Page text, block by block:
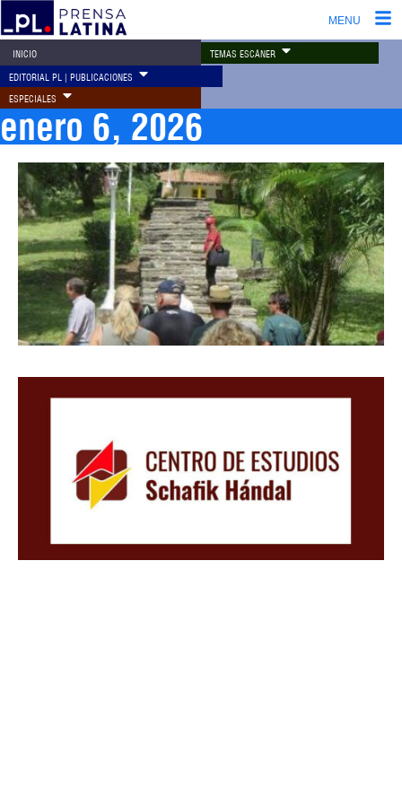
MENU
INICIO TEMAS ESCÁNER
EDITORIAL PL | PUBLICACIONES
ESPECIALES
enero 6, 2026